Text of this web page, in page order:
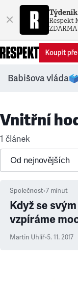
×
Respekt
Koupit
Babišova vláda🗳️
Vnitřní
1 článek
Společnost•7 minut
Když se
vzpíráme
Martin Uhlíř•5. 11. 2017